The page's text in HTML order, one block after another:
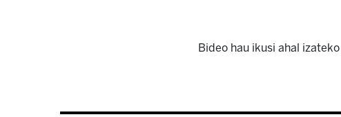
Bideo hau ikusi ahal izateko